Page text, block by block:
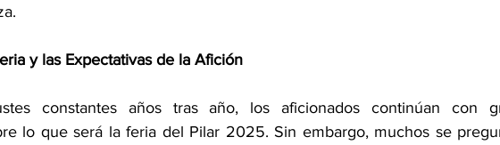
y las Expectativas de la Afición
constantes años tras año, los aficionados continúan con
lo que será la feria del Pilar 2025. Sin embargo, muchos se